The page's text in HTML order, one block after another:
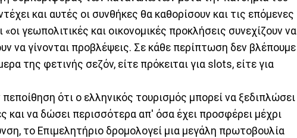
και αυτές οι συνθήκες θα καθορίσουν και τις επόμενες
γεωπολιτικές και οικονομικές προκλήσεις συνεχίζουν να
να γίνονται προβλέψεις. Σε κάθε περίπτωση δεν βλέπουμε
της φετινής σεζόν, είτε πρόκειται για slots, είτε για
ότι ο ελληνικός τουρισμός μπορεί να ξεδιπλώσει
και να δώσει περισσότερα απ' όσα έχει προσφέρει μέχρι
το Επιμελητήριο δρομολογεί μια μεγάλη πρωτοβουλία